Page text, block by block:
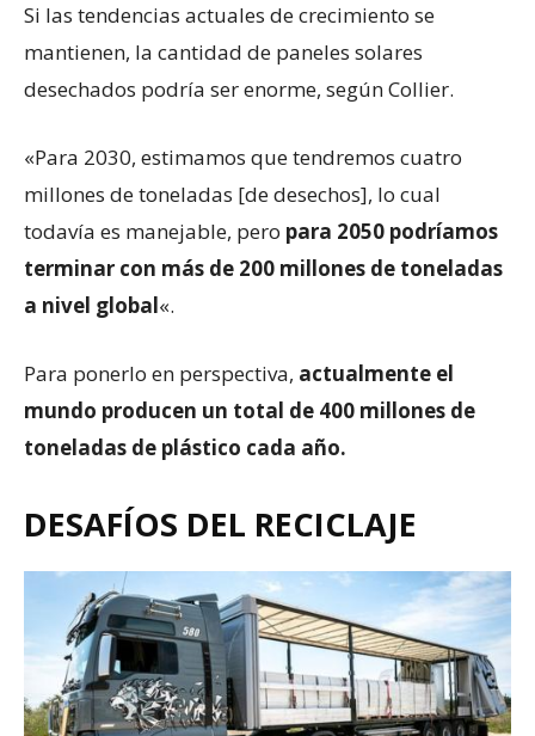
Si las tendencias actuales de crecimiento se
mantienen, la cantidad de paneles solares
desechados podría ser enorme, según Collier.
«Para 2030, estimamos que tendremos cuatro
millones de toneladas [de desechos], lo cual
todavía es manejable, pero para 2050 podríamos
terminar con más de 200 millones de toneladas
a nivel global«.
Para ponerlo en perspectiva, actualmente el
mundo producen un total de 400 millones de
toneladas de plástico cada año.
DESAFÍOS DEL RECICLAJE